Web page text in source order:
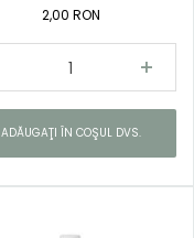
ciocolată
2,00 RON
ADĂUGAŢI ÎN COŞUL DVS.